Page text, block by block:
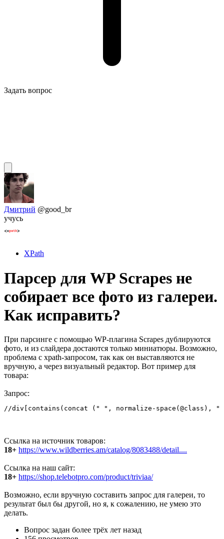
Задать вопрос
Дмитрий @good_br
учусь
XPath
Парсер для WP Scrapes не
собирает все фото из галереи.
Как исправить?
При парсинге с помощью WP-плагина Scrapes дублируются
фото, и из слайдера достаются только миниатюры. Возможно,
проблема с xpath-запросом, так как он выставляются не
вручную, а через визуальный редактор. Вот пример для
товара:
Запрос:
//div[contains(concat (" ", normalize-
Ссылка на источник товаров:
18+ https://www.wildberries.am/catalog/8083488/detail....
Ссылка на наш сайт:
18+ https://shop.telebotpro.com/product/triviaa/
Возможно, если вручную составить запрос для галереи, то
результат был бы другой, но я, к сожалению, не умею это
делать.
Вопрос задан более трёх лет назад